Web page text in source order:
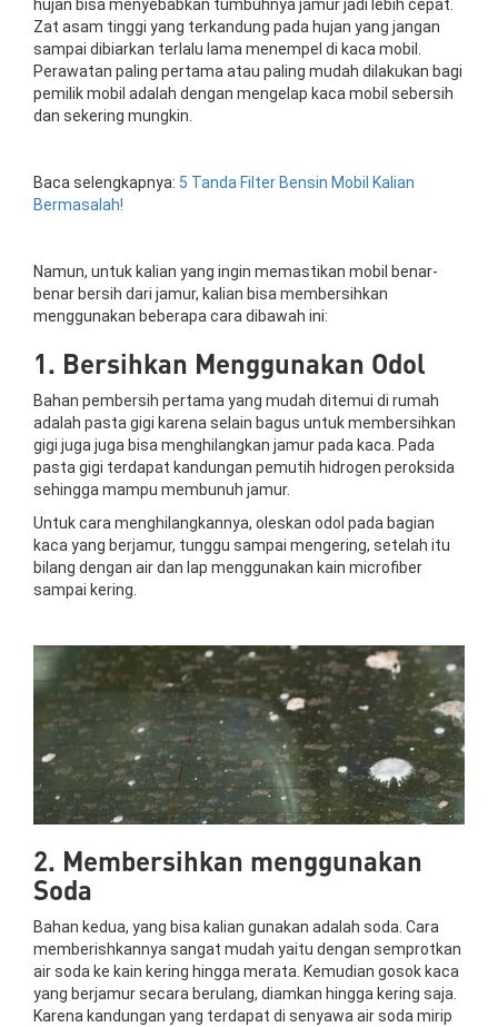
hujan bisa menyebabkan tumbuhnya jamur jadi lebih cepat.
Zat asam tinggi yang terkandung pada hujan yang jangan
sampai dibiarkan terlalu lama menempel di kaca mobil.
Perawatan paling pertama atau paling mudah dilakukan bagi
pemilik mobil adalah dengan mengelap kaca mobil sebersih
dan sekering mungkin.
Baca selengkapnya: 5 Tanda Filter Bensin Mobil Kalian
Bermasalah!
Namun, untuk kalian yang ingin memastikan mobil benar-
benar bersih dari jamur, kalian bisa membersihkan
menggunakan beberapa cara dibawah ini:
1. Bersihkan Menggunakan Odol
Bahan pembersih pertama yang mudah ditemui di rumah
adalah pasta gigi karena selain bagus untuk membersihkan
gigi juga juga bisa menghilangkan jamur pada kaca. Pada
pasta gigi terdapat kandungan pemutih hidrogen peroksida
sehingga mampu membunuh jamur.
Untuk cara menghilangkannya, oleskan odol pada bagian
kaca yang berjamur, tunggu sampai mengering, setelah itu
bilang dengan air dan lap menggunakan kain microfiber
sampai kering.
2. Membersihkan menggunakan
Soda
Bahan kedua, yang bisa kalian gunakan adalah soda. Cara
memberishkannya sangat mudah yaitu dengan semprotkan
air soda ke kain kering hingga merata. Kemudian gosok kaca
yang berjamur secara berulang, diamkan hingga kering saja.
Karena kandungan yang terdapat di senyawa air soda mirip